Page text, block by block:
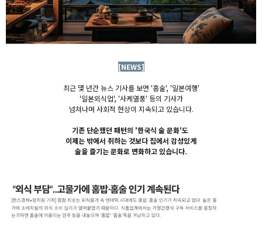
[NEWS]
최근 몇 년간 뉴스 기사를 보면 '홈술', '일본여행'
'일본외식업', '사케열풍' 등의 기사가
넘쳐나며 사회적 현상이 지속되고 있습니다.
기존 단순했던 패턴의 '한국식 술 문화'도
이제는 밖에서 취하는 것보다 집에서 감성있게
술을 즐기는 문화로 변화하고 있습니다.